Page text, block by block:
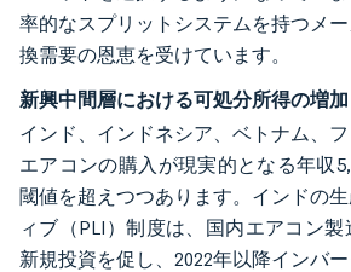
率的なスプリットシステムを持つメ
換需要の恩恵を受けています。
新興中間層における可処分所得の増加
インド、インドネシア、ベトナム、フ
エアコンの購入が現実的となる年収
閾値を超えつつあります。インドの
ィブ（PLI）制度は、国内エアコン
新規投資を促し、2022年以降インバ